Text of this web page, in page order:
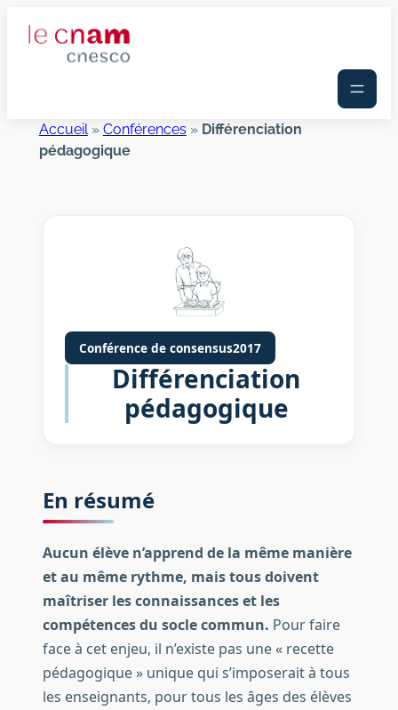
Accueil» Conférences» Différenciation
pédagogique
Conférence de consensus2017
Différenciation
pédagogique
En résumé
Aucun élève n’apprend de la même manière
et au même rythme, mais tous doivent
maîtriser les connaissances et les
compétences du socle commun. Pour faire
face à cet enjeu, il n’existe pas une « recette
pédagogique » unique qui s’imposerait à tous
les enseignants, pour tous les âges des élèves